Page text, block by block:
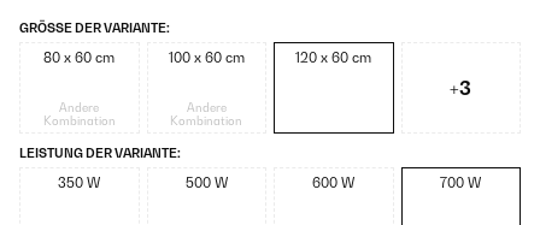
GRÖSSE DER VARIANTE:
80 x 60 cm
Andere
Kombination
100 x 60 cm
Andere
Kombination
120 x 60 cm
+3
LEISTUNG DER VARIANTE:
350 W 500 W 600 W 700 W